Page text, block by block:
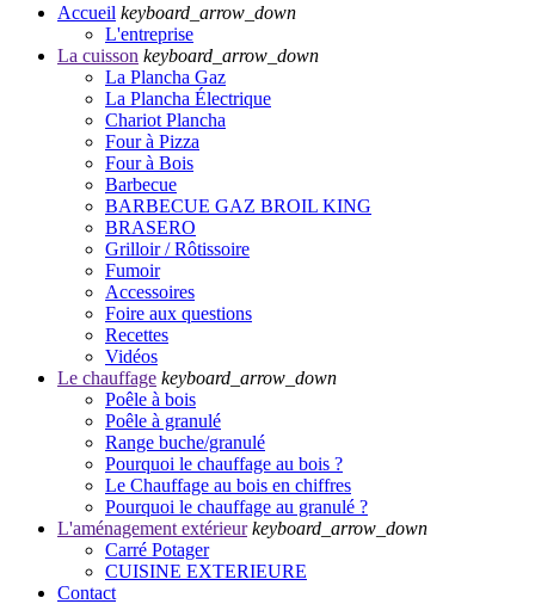
Accueil keyboard_arrow_down
L'entreprise
La cuisson keyboard_arrow_down
La Plancha Gaz
La Plancha Électrique
Chariot Plancha
Four à Pizza
Four à Bois
Barbecue
BARBECUE GAZ BROIL KING
BRASERO
Grilloir / Rôtissoire
Fumoir
Accessoires
Foire aux questions
Recettes
Vidéos
Le chauffage keyboard_arrow_down
Poêle à bois
Poêle à granulé
Range buche/granulé
Pourquoi le chauffage au bois ?
Le Chauffage au bois en chiffres
Pourquoi le chauffage au granulé ?
L'aménagement extérieur keyboard_arrow_down
Carré Potager
CUISINE EXTERIEURE
Contact